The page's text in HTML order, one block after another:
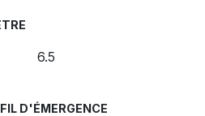
6.5
D'ÉMERGENCE